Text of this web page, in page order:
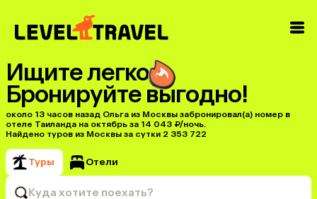
Ищите легко
Бронируйте выгодно!
около 13 часов назад Ольга из Москвы забронировал(а) номер в
отеле Таиланда на октябрь за 14 043 ₽/ночь.
Найдено туров из Москвы за сутки 2 353 722
Туры Отели
Куда хотите поехать?